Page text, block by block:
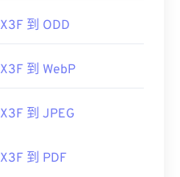
X3F 到 ODD
X3F 到 WebP
X3F 到 JPEG
X3F 到 PDF